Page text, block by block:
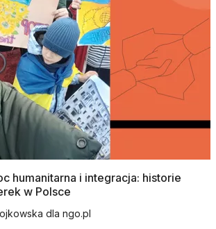
humanitarna i integracja: historie
w Polsce
dla ngo.pl